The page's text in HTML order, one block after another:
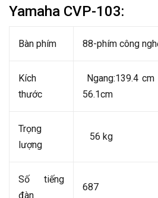
Yamaha CVP-103:
Bàn phím 88-phím công
Kích
thước
Ngang:139.4
56.1cm
Trọng
lượng
56 kg
Số tiếng
đàn
687